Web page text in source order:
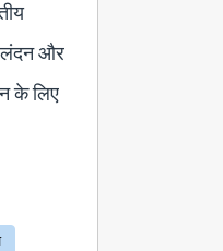
लंदन और
के लिए